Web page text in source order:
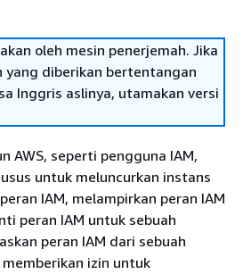
oleh mesin penerjemah. Jika
yang diberikan bertentangan
Inggris aslinya, utamakan versi
AWS, seperti pengguna IAM,
untuk meluncurkan instans
IAM, melampirkan peran IAM
peran IAM untuk sebuah
peran IAM dari sebuah
izin untuk